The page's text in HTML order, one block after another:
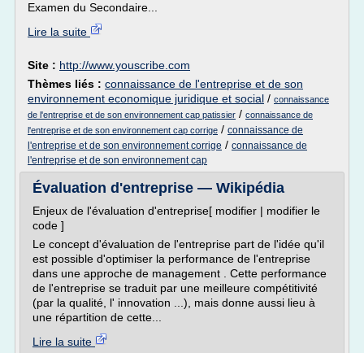
Examen du Secondaire...
Lire la suite
Site : http://www.youscribe.com
Thèmes liés : connaissance de l'entreprise et de son
environnement economique juridique et social / connaissance
de l'entreprise et de son environnement cap patissier / connaissance de
l'entreprise et de son environnement cap corrige / connaissance de
l'entreprise et de son environnement corrige / connaissance de
l'entreprise et de son environnement cap
Évaluation d'entreprise — Wikipédia
Enjeux de l'évaluation d'entreprise[ modifier | modifier le
code ]
Le concept d'évaluation de l'entreprise part de l'idée qu'il
est possible d'optimiser la performance de l'entreprise
dans une approche de management . Cette performance
de l'entreprise se traduit par une meilleure compétitivité
(par la qualité, l' innovation ...), mais donne aussi lieu à
une répartition de cette...
Lire la suite